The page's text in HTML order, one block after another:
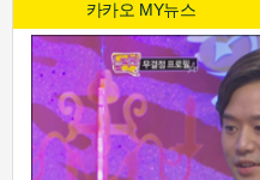
카카오 MY뉴스